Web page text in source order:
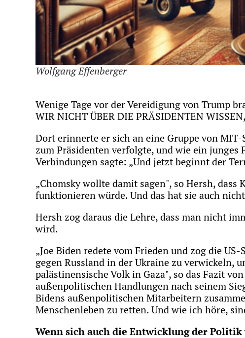
Wolfgang Effenberger
Wenige Tage vor der Vereidigung von Trump
WIR NICHT ÜBER DIE PRÄSIDENTEN
Dort erinnerte er sich an eine Gruppe von
zum Präsidenten verfolgte, und wie ein junges
Verbindungen sagte: „Und jetzt beginnt der
„Chomsky wollte damit sagen", so Hersh,
funktionieren würde. Und das hat sie auch
Hersh zog daraus die Lehre, dass man nicht
wird.
„Joe Biden redete vom Frieden und zog die
gegen Russland in der Ukraine zu verwickeln,
palästinensische Volk in Gaza", so das Fazit
außenpolitischen Handlungen nach seinem
Bidens außenpolitischen Mitarbeitern
Menschenleben zu retten. Und wie ich höre,
Wenn sich auch die Entwicklung der Politik